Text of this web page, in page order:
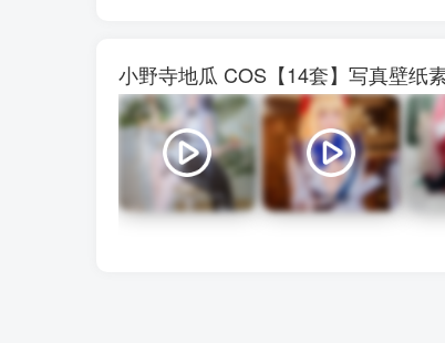
小野寺地瓜 COS【14套】写真壁纸